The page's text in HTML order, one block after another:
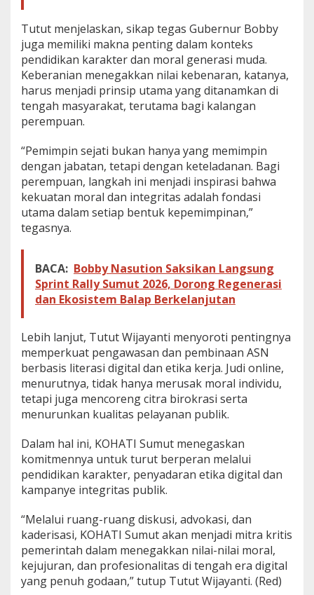
Tutut menjelaskan, sikap tegas Gubernur Bobby
juga memiliki makna penting dalam konteks
pendidikan karakter dan moral generasi muda.
Keberanian menegakkan nilai kebenaran, katanya,
harus menjadi prinsip utama yang ditanamkan di
tengah masyarakat, terutama bagi kalangan
perempuan.
“Pemimpin sejati bukan hanya yang memimpin
dengan jabatan, tetapi dengan keteladanan. Bagi
perempuan, langkah ini menjadi inspirasi bahwa
kekuatan moral dan integritas adalah fondasi
utama dalam setiap bentuk kepemimpinan,”
tegasnya.
BACA: Bobby Nasution Saksikan Langsung
Sprint Rally Sumut 2026, Dorong Regenerasi
dan Ekosistem Balap Berkelanjutan
Lebih lanjut, Tutut Wijayanti menyoroti pentingnya
memperkuat pengawasan dan pembinaan ASN
berbasis literasi digital dan etika kerja. Judi online,
menurutnya, tidak hanya merusak moral individu,
tetapi juga mencoreng citra birokrasi serta
menurunkan kualitas pelayanan publik.
Dalam hal ini, KOHATI Sumut menegaskan
komitmennya untuk turut berperan melalui
pendidikan karakter, penyadaran etika digital dan
kampanye integritas publik.
“Melalui ruang-ruang diskusi, advokasi, dan
kaderisasi, KOHATI Sumut akan menjadi mitra kritis
pemerintah dalam menegakkan nilai-nilai moral,
kejujuran, dan profesionalitas di tengah era digital
yang penuh godaan,” tutup Tutut Wijayanti. (Red)